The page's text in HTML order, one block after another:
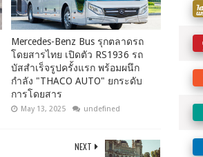
Mercedes-Benz Bus รุกตลาดรถ
โดยสารไทย เปิดตัว RS1936 รถ
บัสสำเร็จรูปครั้งแรก พร้อมผนึก
กำลัง "THACO AUTO" ยกระดับ
การโดยสาร
May 13, 2025 undefined
NEXT